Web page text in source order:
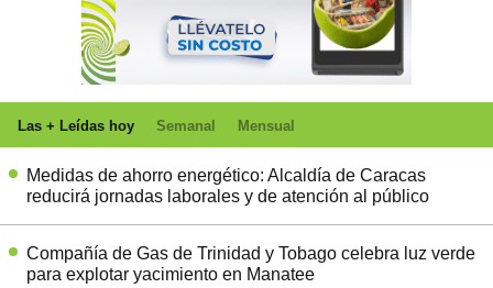
Las + Leídas hoy Semanal Mensual
Medidas de ahorro energético: Alcaldía de Caracas
reducirá jornadas laborales y de atención al público
Compañía de Gas de Trinidad y Tobago celebra luz verde
para explotar yacimiento en Manatee